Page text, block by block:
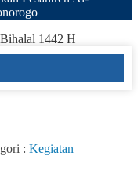
1442 H
: Kegiatan